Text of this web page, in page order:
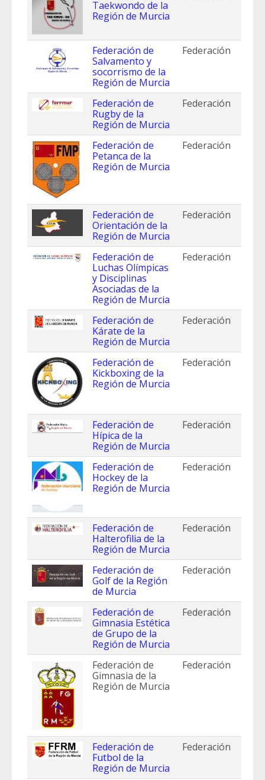
Taekwondo de la
Región de Murcia
Federación de
Salvamento y
socorrismo de la
Región de Murcia
Federación
Federación de
Rugby de la
Región de Murcia
Federación
Federación de
Petanca de la
Región de Murcia
Federación
Federación de
Orientación de la
Región de Murcia
Federación
Federación de
Luchas Olímpicas
y Disciplinas
Asociadas de la
Región de Murcia
Federación
Federación de
Kárate de la
Región de Murcia
Federación
Federación de
Kickboxing de la
Región de Murcia
Federación
Federación de
Hípica de la
Región de Murcia
Federación
Federación de
Hockey de la
Región de Murcia
Federación
Federación de
Halterofilia de la
Región de Murcia
Federación
Federación de
Golf de la Región
de Murcia
Federación
Federación de
Gimnasia Estética
de Grupo de la
Región de Murcia
Federación
Federación de
Gimnasia de la
Región de Murcia
Federación
Federación de
Futbol de la
Región de Murcia
Federación